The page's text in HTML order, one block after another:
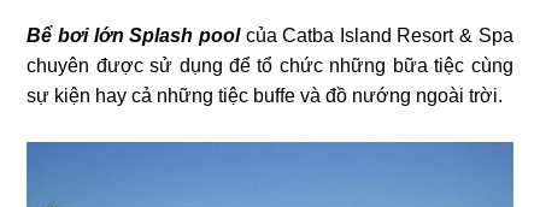
Bể bơi lớn Splash pool của Catba Island Resort & Spa
chuyên được sử dụng để tổ chức những bữa tiệc cùng
sự kiện hay cả những tiệc buffe và đồ nướng ngoài trời.